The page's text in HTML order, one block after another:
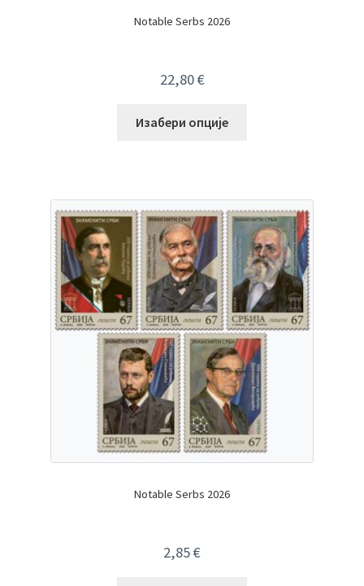
Notable Serbs 2026
22,80€
Изабери опције
Notable Serbs 2026
2,85€